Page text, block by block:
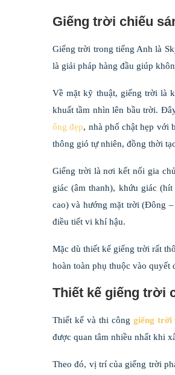
Giếng trời chiếu
Giếng trời trong tiếng Anh là
là giải pháp hàng đầu giúp
Về mặt kỹ thuật, giếng trời là
khuất tầm nhìn lên bầu trời.
ống đẹp, nhà phố chật hẹp với
thông gió tự nhiên, đồng thời
Giếng trời là nơi kết nối gia
giác (âm thanh), khứu giác
cao) và hướng mặt trời (Đông
điều tiết vi khí hậu.
Mặc dù thiết kế giếng trời rất
hoàn toàn phụ thuộc vào quyết
Thiết kế giếng trời
Thiết kế và thi công giếng trời
được quan tâm nhiều nhất khi
Theo đó, vị trí của giếng trời